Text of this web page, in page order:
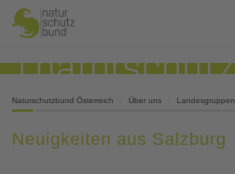
Naturschutzbund Österreich Über uns Landesgruppen
Neuigkeiten aus Salzburg